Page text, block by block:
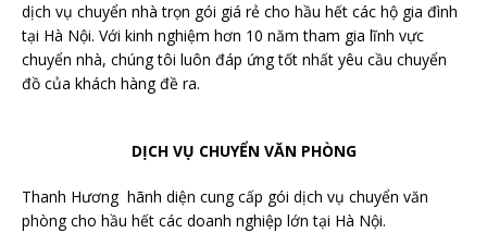
dịch vụ chuyển nhà trọn gói giá rẻ cho hầu hết các hộ gia đình
tại Hà Nội. Với kinh nghiệm hơn 10 năm tham gia lĩnh vực
chuyển nhà, chúng tôi luôn đáp ứng tốt nhất yêu cầu chuyển
đồ của khách hàng đề ra.
DỊCH VỤ CHUYỂN VĂN PHÒNG
Thanh Hương hãnh diện cung cấp gói dịch vụ chuyển văn
phòng cho hầu hết các doanh nghiệp lớn tại Hà Nội.